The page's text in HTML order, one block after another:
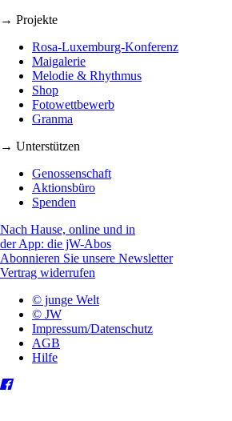
→ Projekte
Rosa-Luxemburg-Konferenz
Maigalerie
Melodie & Rhythmus
Shop
Fotowettbewerb
Granma
→ Unterstützen
Genossenschaft
Aktionsbüro
Spenden
Nach Hause, online und in
der App: die jW-Abos
Abonnieren Sie unsere Newsletter
Vertrag widerrufen
© junge Welt
© JW
Impressum/Datenschutz
AGB
Hilfe